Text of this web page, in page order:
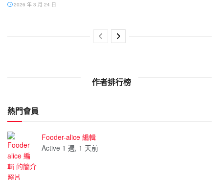
2026 年 3 月 24 日
作者排行榜
熱門會員
Fooder-alice 編輯
Active 1 週, 1 天前